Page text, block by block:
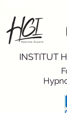
INSTITUT